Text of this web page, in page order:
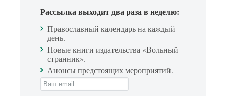
Рассылка выходит два раза в неделю:
Православный календарь на каждый
день.
Новые книги издательства «Вольный
странник».
Анонсы предстоящих мероприятий.